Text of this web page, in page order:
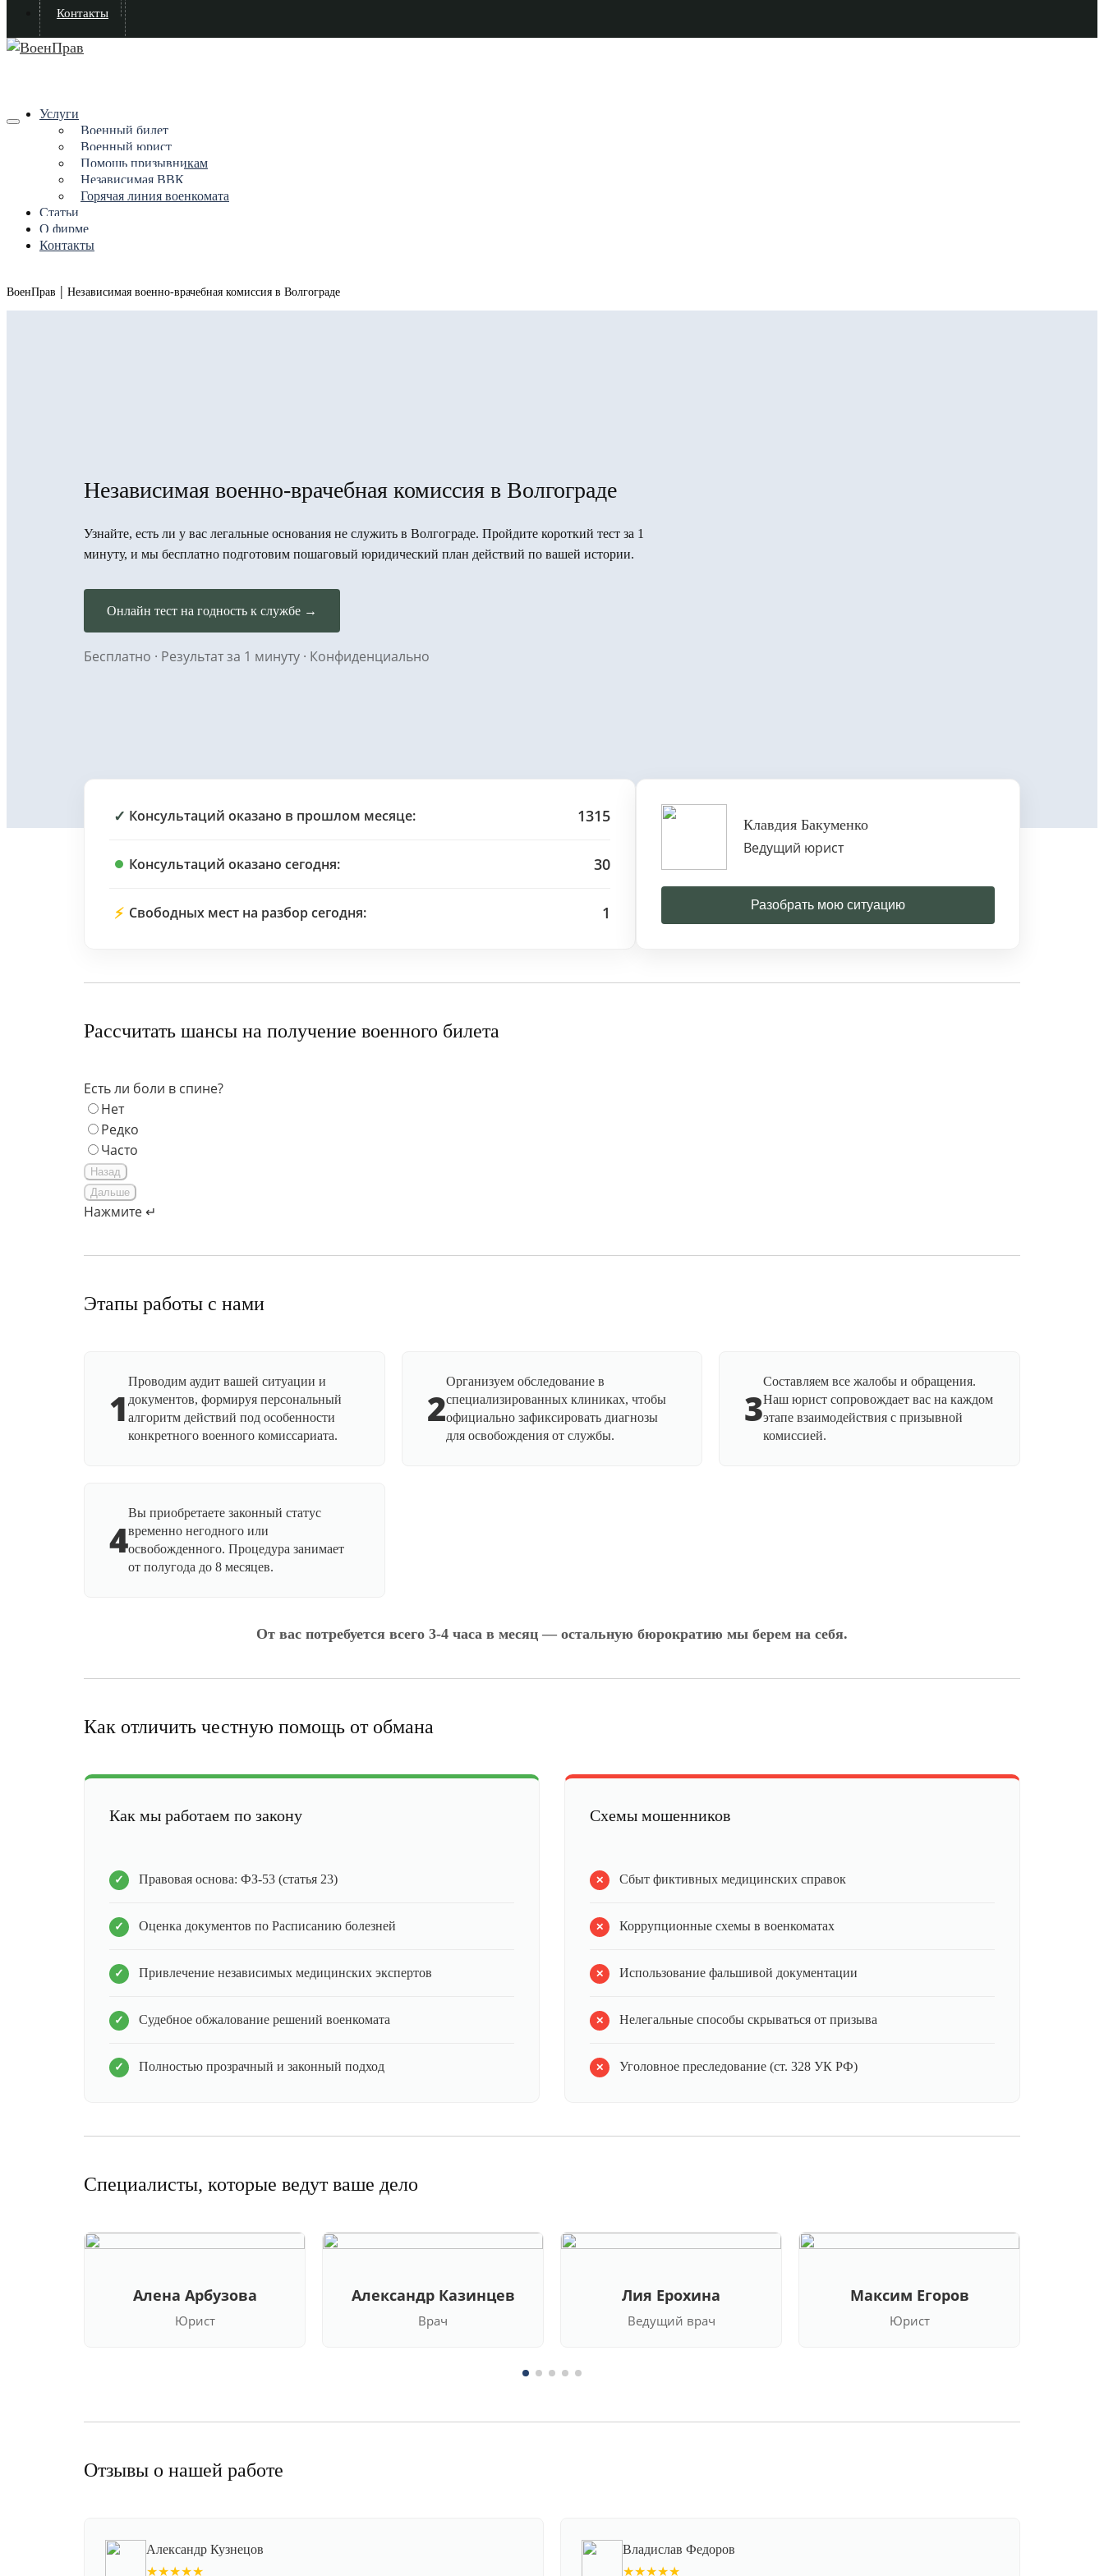
Контакты
Услуги
Военный билет
Военный юрист
Помощь призывникам
Независимая ВВК
Горячая линия военкомата
Статьи
О фирме
Контакты
ВоенПрав | Независимая военно-врачебная комиссия в Волгограде
Независимая военно-врачебная комиссия в Волгограде
Узнайте, есть ли у вас легальные основания не служить в Волгограде. Пройдите короткий тест за 1
минуту, и мы бесплатно подготовим пошаговый юридический план действий по вашей истории.
Онлайн тест на годность к службе →
Бесплатно · Результат за 1 минуту · Конфиденциально
✓ Консультаций оказано в прошлом месяце: 1315
Консультаций оказано сегодня: 30
⚡ Свободных мест на разбор сегодня: 1
Клавдия Бакуменко
Ведущий юрист
Разобрать мою ситуацию
Рассчитать шансы на получение военного билета
Есть ли боли в спине?
Нет
Редко
Часто
Назад
Дальше
Нажмите ↵
Этапы работы с нами
1
Проводим аудит вашей ситуации и
документов, формируя персональный
алгоритм действий под особенности
конкретного военного комиссариата.
2
Организуем обследование в
специализированных клиниках, чтобы
официально зафиксировать диагнозы
для освобождения от службы.
3
Составляем все жалобы и обращения.
Наш юрист сопровождает вас на каждом
этапе взаимодействия с призывной
комиссией.
4
Вы приобретаете законный статус
временно негодного или
освобожденного. Процедура занимает
от полугода до 8 месяцев.
От вас потребуется всего 3-4 часа в месяц — остальную бюрократию мы берем на себя.
Как отличить честную помощь от обмана
Как мы работаем по закону
Правовая основа: ФЗ-53 (статья 23)
Оценка документов по Расписанию болезней
Привлечение независимых медицинских экспертов
Судебное обжалование решений военкомата
Полностью прозрачный и законный подход
Схемы мошенников
Сбыт фиктивных медицинских справок
Коррупционные схемы в военкоматах
Использование фальшивой документации
Нелегальные способы скрываться от призыва
Уголовное преследование (ст. 328 УК РФ)
Специалисты, которые ведут ваше дело
Алена Арбузова
Юрист
Александр Казинцев
Врач
Лия Ерохина
Ведущий врач
Максим Егоров
Юрист
Отзывы о нашей работе
Александр Кузнецов
★★★★★
Владислав Федоров
★★★★★